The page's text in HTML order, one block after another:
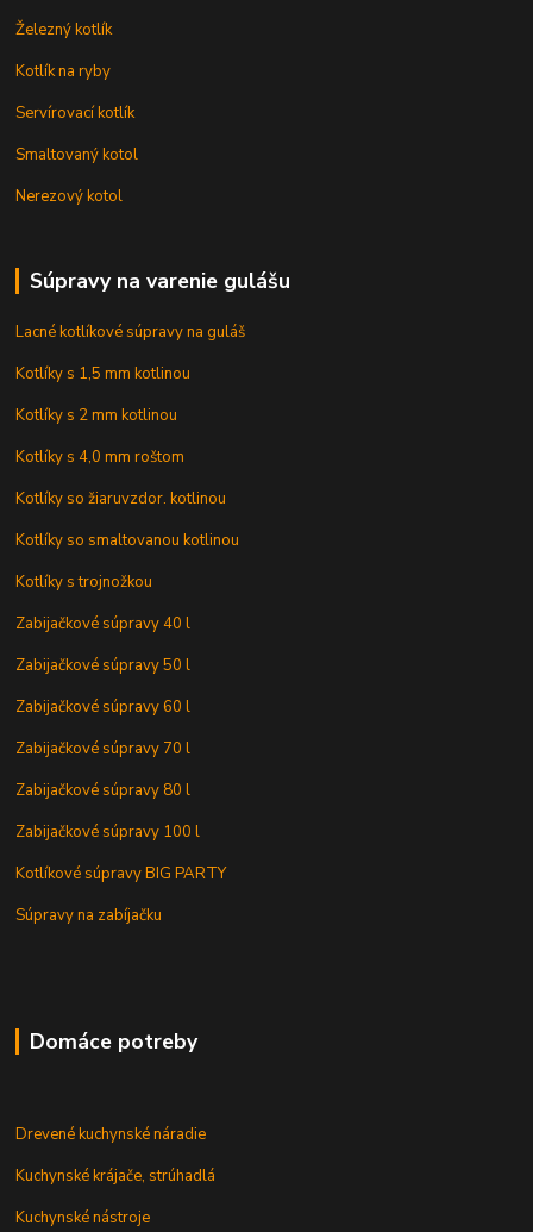
Železný kotlík
Kotlík na ryby
Servírovací kotlík
Smaltovaný kotol
Nerezový kotol
Súpravy na varenie gulášu
Lacné kotlíkové súpravy na guláš
Kotlíky s 1,5 mm kotlinou
Kotlíky s 2 mm kotlinou
Kotlíky s 4,0 mm roštom
Kotlíky so žiaruvzdor. kotlinou
Kotlíky so smaltovanou kotlinou
Kotlíky s trojnožkou
Zabijačkové súpravy 40 l
Zabijačkové súpravy 50 l
Zabijačkové súpravy 60 l
Zabijačkové súpravy 70 l
Zabijačkové súpravy 80 l
Zabijačkové súpravy 100 l
Kotlíkové súpravy BIG PARTY
Súpravy na zabíjačku
Domáce potreby
Drevené kuchynské náradie
Kuchynské krájače, strúhadlá
Kuchynské nástroje